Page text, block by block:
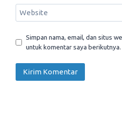
Website
Simpan nama, email, dan situs
untuk komentar saya berikutnya.